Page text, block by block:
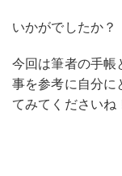
いかがでしたか？
今回は筆者の手帳
事を参考に自分に
てみてくださいね